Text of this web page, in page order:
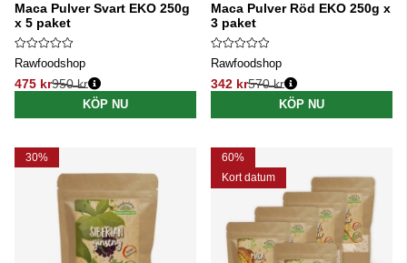
Maca Pulver Svart EKO 250g
x 5 paket
Rawfoodshop
475 kr
Ordinarie pris:
950 kr
KÖP NU
Maca Pulver Röd EKO 250g x
3 paket
Rawfoodshop
342 kr
Ordinarie pris:
570 kr
KÖP NU
30%
60%
Kort datum